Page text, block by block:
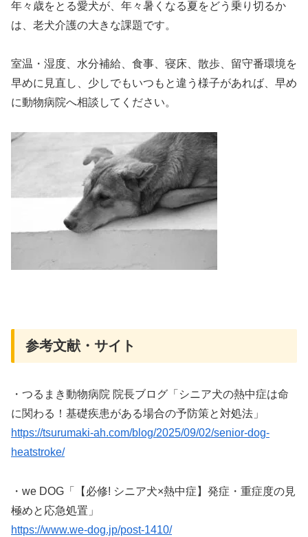
年々歳をとる愛犬が、年々暑くなる夏をどう乗り切るか
は、老犬介護の大きな課題です。
室温・湿度、水分補給、食事、寝床、散歩、留守番環境を
早めに見直し、少しでもいつもと違う様子があれば、早め
に動物病院へ相談してください。
参考文献・サイト
・つるまき動物病院 院長ブログ「シニア犬の熱中症は命
に関わる！基礎疾患がある場合の予防策と対処法」
https://tsurumaki-ah.com/blog/2025/09/02/senior-dog-
heatstroke/
・we DOG「【必修! シニア犬×熱中症】発症・重症度の見
極めと応急処置」
https://www.we-dog.jp/post-1410/